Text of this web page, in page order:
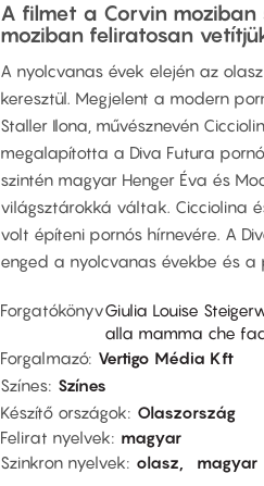
A filmet a Corvin moziban
moziban feliratosan
A nyolcvanas évek elején az
keresztül. Megjelent a modern
Staller Ilona, művésznevén
megalapította a Diva Futura
szintén magyar Henger Éva és
világsztárokká váltak. Cicciolina
volt építeni pornós hírnevére. A
enged a nyolcvanas évekbe és a
ForgatókönyvGiulia Louise
alla mamma che
Forgalmazó Vertigo Média Kft
Színes Színes
Készítő országok
Olaszország
Felirat nyelvek
magyar
Szinkron nyelvek
olasz magyar